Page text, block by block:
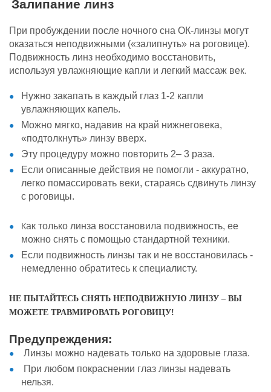
Залипание линз
При пробуждении после ночного сна ОК-линзы могут
оказаться неподвижными («залипнуть» на роговице).
Подвижность линз необходимо восстановить,
используя увлажняющие капли и легкий массаж век.
Нужно закапать в каждый глаз 1-2 капли
увлажняющих капель.
Можно мягко, надавив на край нижнеговека,
«подтолкнуть» линзу вверх.
Эту процедуру можно повторить 2– 3 раза.
Если описанные действия не помогли - аккуратно,
легко помассировать веки, стараясь сдвинуть линзу
с роговицы.
Как только линза восстановила подвижность, ее
можно снять с помощью стандартной техники.
Если подвижность линзы так и не восстановилась -
немедленно обратитесь к специалисту.
НЕ ПЫТАЙТЕСЬ СНЯТЬ НЕПОДВИЖНУЮ ЛИНЗУ – ВЫ
МОЖЕТЕ ТРАВМИРОВАТЬ РОГОВИЦУ!
Предупреждения:
Линзы можно надевать только на здоровые глаза.
При любом покраснении глаз линзы надевать
нельзя.